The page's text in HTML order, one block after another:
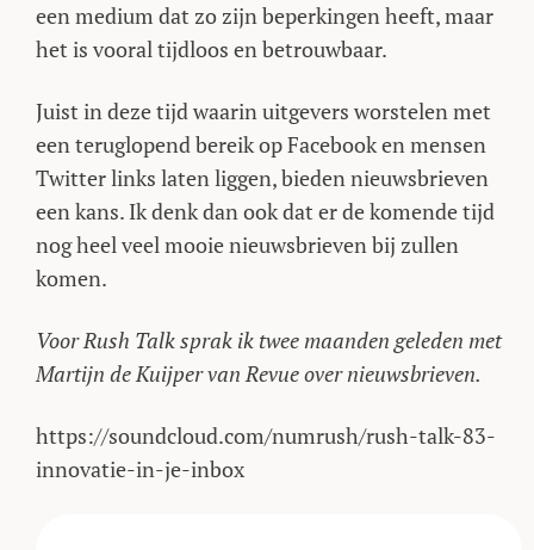
een medium dat zo zijn beperkingen heeft, maar
het is vooral tijdloos en betrouwbaar.
Juist in deze tijd waarin uitgevers worstelen met
een teruglopend bereik op Facebook en mensen
Twitter links laten liggen, bieden nieuwsbrieven
een kans. Ik denk dan ook dat er de komende tijd
nog heel veel mooie nieuwsbrieven bij zullen
komen.
Voor Rush Talk sprak ik twee maanden geleden met
Martijn de Kuijper van Revue over nieuwsbrieven.
https://soundcloud.com/numrush/rush-talk-83-
innovatie-in-je-inbox